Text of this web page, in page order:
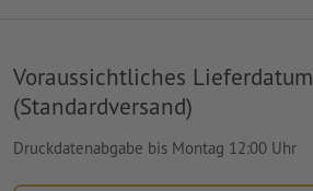
Voraussichtliches Lieferdatum
(Standardversand)
Druckdatenabgabe bis Montag 12:00 Uhr